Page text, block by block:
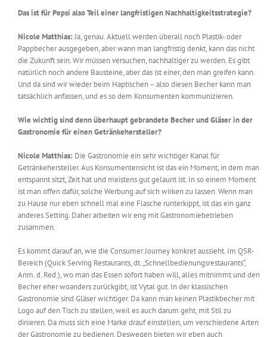
Das ist für Pepsi also Teil einer langfristigen Nachhaltigkeitsstrategie?
Nicole Matthias:Ja, genau. Aktuell werden überall noch Plastik- oder
Pappbecher ausgegeben, aber wann man langfristig denkt, kann das nicht
die Zukunft sein. Wir müssen versuchen, nachhaltiger zu werden. Es gibt
natürlich noch andere Bausteine, aber das ist einer, den man greifen kann.
Und da sind wir wieder beim Haptischen – also diesen Becher kann man
tatsächlich anfassen, und es so dem Konsumenten kommunizieren.
Wie wichtig sind denn überhaupt gebrandete Becher und Gläser in der
Gastronomie für einen Getränkehersteller?
Nicole Matthias: Die Gastronomie ein sehr wichtiger Kanal für
Getränkehersteller. Aus Konsumentensicht ist das ein Moment, in dem man
entspannt sitzt, Zeit hat und meistens gut gelaunt ist. In so einem Moment
ist man offen dafür, solche Werbung auf sich wirken zu lassen. Wenn man
zu Hause nur eben schnell mal eine Flasche runterkippt, ist das ein ganz
anderes Setting. Daher arbeiten wir eng mit Gastronomiebetrieben
zusammen.
Es kommt darauf an, wie die Consumer Journey konkret aussieht. Im QSR-
Bereich (Quick Serving Restaurants, dt. „Schnellbedienungsrestaurants“,
Anm. d. Red.), wo man das Essen sofort haben will, alles mitnimmt und den
Becher eher woanders zurückgibt, ist Vytal gut. In der klassischen
Gastronomie sind Gläser wichtiger. Da kann man keinen Plastikbecher mit
Logo auf den Tisch zu stellen, weil es auch darum geht, mit Stil zu
dinieren. Da muss sich eine Marke drauf einstellen, um verschiedene Arten
der Gastronomie zu bedienen. Deswegen bieten wir eben auch